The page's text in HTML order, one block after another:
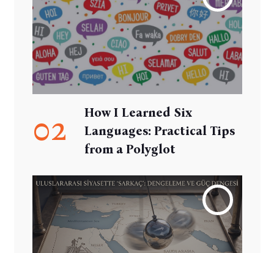
02
How I Learned Six
Languages: Practical Tips
from a Polyglot